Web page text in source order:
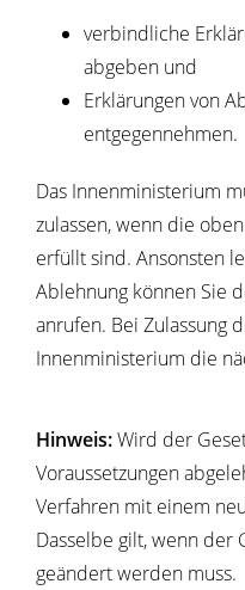
verbindliche
abgeben und
Erklärungen von
entgegennehmen.
Das Innenministerium
zulassen, wenn die
erfüllt sind. Ansonsten
Ablehnung können Sie
anrufen. Bei Zulassung
Innenministerium die
Hinweis:Wird der
Voraussetzungen
Verfahren mit einem
Dasselbe gilt, wenn der
geändert werden muss.